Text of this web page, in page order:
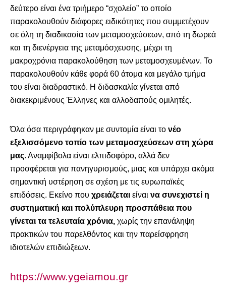
δεύτερο είναι ένα τριήμερο “σχολείο” το οποίο
παρακολουθούν διάφορες ειδικότητες που συμμετέχουν
σε όλη τη διαδικασία των μεταμοσχεύσεων, από τη δωρεά
και τη διενέργεια της μεταμόσχευσης, μέχρι τη
μακροχρόνια παρακολούθηση των μεταμοσχευμένων. Το
παρακολουθούν κάθε φορά 60 άτομα και μεγάλο τμήμα
του είναι διαδραστικό. Η διδασκαλία γίνεται από
διακεκριμένους Έλληνες και αλλοδαπούς ομιλητές.
Όλα όσα περιγράφηκαν με συντομία είναι το νέο
εξελισσόμενο τοπίο των μεταμοσχεύσεων στη χώρα
μας. Αναμφίβολα είναι ελπιδοφόρο, αλλά δεν
προσφέρεται για πανηγυρισμούς, μιας και υπάρχει ακόμα
σημαντική υστέρηση σε σχέση με τις ευρωπαϊκές
επιδόσεις. Εκείνο που χρειάζεται είναι να συνεχιστεί η
συστηματική και πολύπλευρη προσπάθεια που
γίνεται τα τελευταία χρόνια, χωρίς την επανάληψη
πρακτικών του παρελθόντος και την παρείσφρηση
ιδιοτελών επιδιώξεων.
https://www.ygeiamou.gr